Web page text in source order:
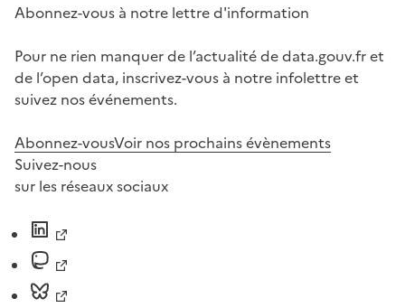
Abonnez-vous à notre lettre d'information
Pour ne rien manquer de l’actualité de data.gouv.fr et
de l’open data, inscrivez-vous à notre infolettre et
suivez nos événements.
Abonnez-vousVoir nos prochains évènements
Suivez-nous
sur les réseaux sociaux